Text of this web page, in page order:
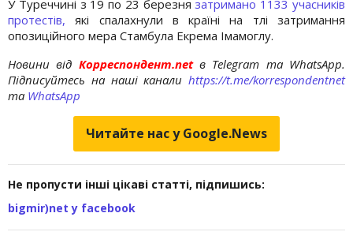
У Туреччині з 19 по 23 березнязатримано 1133 учасників
протестів, які спалахнули в країні на тлі затримання
опозиційного мера Стамбула Екрема Імамоглу.
Новини від Корреспондент.netв Telegram та WhatsApp.
Підписуйтесь на наші канали https://t.me/korrespondentnet
та WhatsApp
Читайте нас у Google.News
Не пропусти інші цікаві статті, підпишись:
bigmir)net у facebook